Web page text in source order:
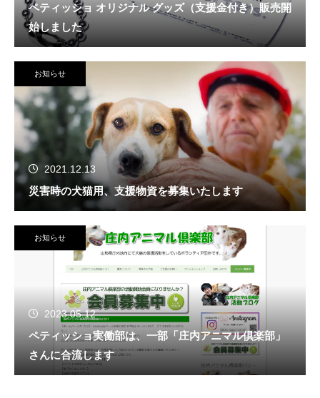
ペティッショ オリジナル グッズ（支援金付き）販売開
始しました
お知らせ
2021.12.13
災害時の犬猫用、支援物資を募集いたします
お知らせ
2023.05.12
ペティッショ実働部は、一部「庄内アニマル倶楽部」
さんに合流します